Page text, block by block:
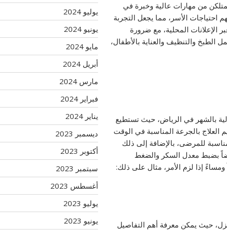
من مهارات عالية وخبرة في
احتياجات الأسر، مما يجعل التجربة
الإعلانات المحلية، مع ضرورة
والتنظيف والعناية بالأطفال،
بالشهر في الرياض، حيث تستطيع
بالجرعة المناسبة في الوقت
للمرضى، بالإضافة إلى ذلك
بضبط معدل السكر والضغط
إذا لزم الأمر، مثال على ذلك:
حيث يمكن معرفة أهم التفاصيل
يوليو 2024
يونيو 2024
مايو 2024
أبريل 2024
مارس 2024
فبراير 2024
يناير 2024
ديسمبر 2023
أكتوبر 2023
سبتمبر 2023
أغسطس 2023
يوليو 2023
يونيو 2023